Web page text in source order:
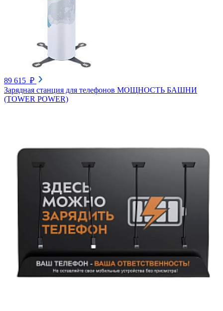
89 615 ₽
Зарядная станция для телефонов МОЩНОСТЬ БАШНИ
(TOWER POWER)